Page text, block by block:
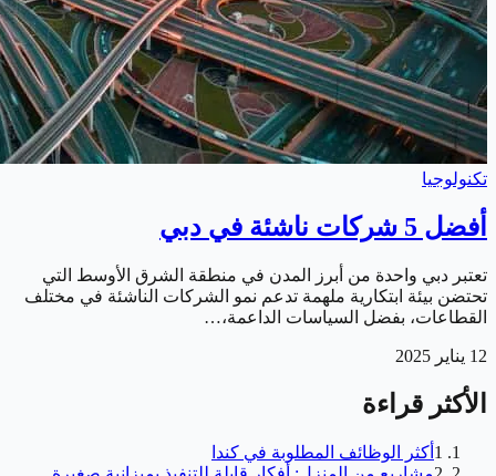
تكنولوجيا
أفضل 5 شركات ناشئة في دبي
تعتبر دبي واحدة من أبرز المدن في منطقة الشرق الأوسط التي
تحتضن بيئة ابتكارية ملهمة تدعم نمو الشركات الناشئة في مختلف
القطاعات، بفضل السياسات الداعمة،…
12 يناير 2025
الأكثر قراءة
1 أكثر الوظائف المطلوبة في كندا